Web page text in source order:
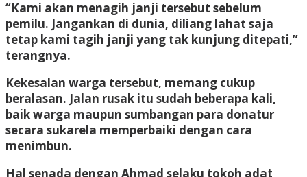
“Kami akan menagih janji tersebut sebelum
pemilu. Jangankan di dunia, diliang lahat saja
tetap kami tagih janji yang tak kunjung ditepati,”
terangnya.
Kekesalan warga tersebut, memang cukup
beralasan. Jalan rusak itu sudah beberapa kali,
baik warga maupun sumbangan para donatur
secara sukarela memperbaiki dengan cara
menimbun.
Hal senada dengan Ahmad selaku tokoh adat